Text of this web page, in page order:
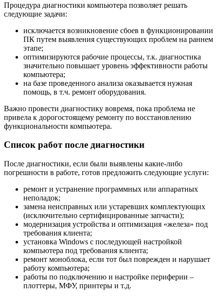
Процедура диагностики компьютера позволяет решать
следующие задачи:
исключается возникновение сбоев в функционировании
ПК путем выявления существующих проблем на раннем
этапе;
оптимизируются рабочие процессы, т.к. диагностика
значительно повышает уровень эффективности работы
компьютера;
на базе проведенного анализа оказывается нужная
помощь, в т.ч. ремонт оборудования.
Важно провести диагностику вовремя, пока проблема не
привела к дорогостоящему ремонту по восстановлению
функциональности компьютера.
Список работ после диагностики
После диагностики, если были выявлены какие-либо
погрешности в работе, готов предложить следующие услуги:
ремонт и устранение программных или аппаратных
неполадок;
замена неисправных или устаревших комплектующих
(исключительно сертифицированные запчасти);
модернизация устройства и оптимизация «железа» под
требования клиента;
установка Windows с последующей настройкой
компьютера под требования клиента;
ремонт моноблока, если тот был поврежден и нарушает
работу компьютера;
работы по подключению и настройке периферии –
плоттеры, МФУ, принтеры и т.д.